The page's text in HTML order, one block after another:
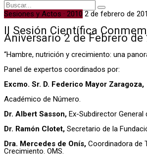
Sesiones y Actos · 2010 2 de febrero de
II Sesión Científica
Aniversario 2 de Febrero de
“Hambre, nutrición y crecimiento: una
Panel de expertos coordinados por:
Excmo. Sr. D. Federico Mayor Zaragoza,
Académico de Número.
Dr. Albert Sasson, Ex-Subdirector General
Dr. Ramón Clotet, Secretario de la
Dra. Mercedes de Onís, Coordinadora de
Crecimiento. OMS.